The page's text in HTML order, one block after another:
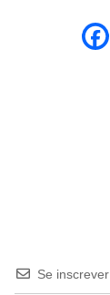
Se inscrever